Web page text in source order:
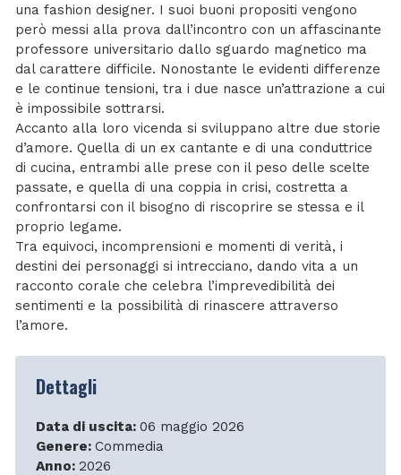
una fashion designer. I suoi buoni propositi vengono
però messi alla prova dall’incontro con un affascinante
professore universitario dallo sguardo magnetico ma
dal carattere difficile. Nonostante le evidenti differenze
e le continue tensioni, tra i due nasce un’attrazione a cui
è impossibile sottrarsi.
Accanto alla loro vicenda si sviluppano altre due storie
d’amore. Quella di un ex cantante e di una conduttrice
di cucina, entrambi alle prese con il peso delle scelte
passate, e quella di una coppia in crisi, costretta a
confrontarsi con il bisogno di riscoprire se stessa e il
proprio legame.
Tra equivoci, incomprensioni e momenti di verità, i
destini dei personaggi si intrecciano, dando vita a un
racconto corale che celebra l’imprevedibilità dei
sentimenti e la possibilità di rinascere attraverso
l’amore.
Dettagli
Data di uscita: 06 maggio 2026
Genere: Commedia
Anno: 2026